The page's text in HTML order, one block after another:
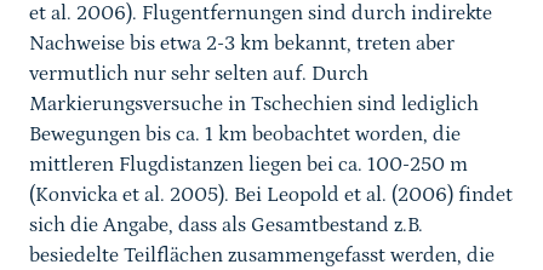
et al. 2006). Flugentfernungen sind durch indirekte
Nachweise bis etwa 2-3 km bekannt, treten aber
vermutlich nur sehr selten auf. Durch
Markierungsversuche in Tschechien sind lediglich
Bewegungen bis ca. 1 km beobachtet worden, die
mittleren Flugdistanzen liegen bei ca. 100-250 m
(Konvicka et al. 2005). Bei Leopold et al. (2006) findet
sich die Angabe, dass als Gesamtbestand z.B.
besiedelte Teilflächen zusammengefasst werden, die